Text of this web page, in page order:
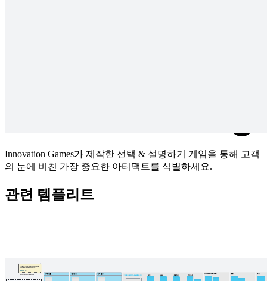
Innovation Games가 제작한 선택 & 설명하기 게임을 통해 고객
의 눈에 비친 가장 중요한 아티팩트를 식별하세요.
관련 템플리트